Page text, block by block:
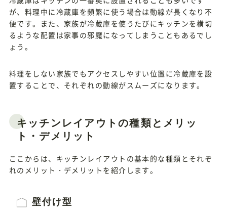
が、料理中に冷蔵庫を頻繁に使う場合は動線が長くなり不
便です。また、家族が冷蔵庫を使うたびにキッチンを横切
るような配置は家事の邪魔になってしまうこともあるでし
ょう。
料理をしない家族でもアクセスしやすい位置に冷蔵庫を設
置することで、それぞれの動線がスムーズになります。
キッチンレイアウトの種類とメリッ
ト・デメリット
ここからは、キッチンレイアウトの基本的な種類とそれぞ
れのメリット・デメリットを紹介します。
壁付け型